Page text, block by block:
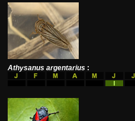
Athysanus argentarius :